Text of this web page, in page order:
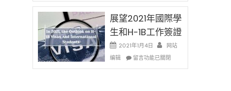
场
错
可
惜〉
中
和
大
學
面
臨
挑
戰
路
易
蘇
里
大
學
–
展望2021年國際學
生和H-1B工作簽證
2021年1月4日
网站
编辑
在
留言功能已關閉